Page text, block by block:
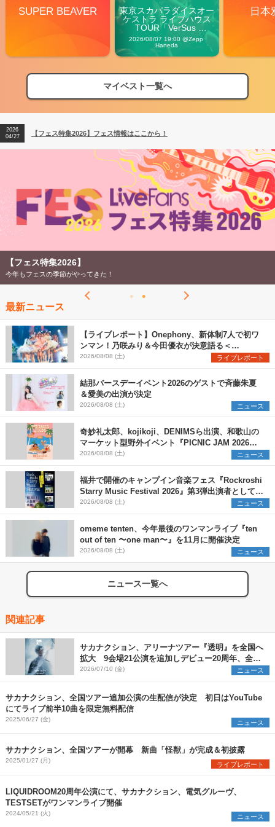
SUPER BEAVER
東京スカパラダイスオー
ケストラ ライブハウス
TOUR「VerSus
Carnival」
2026/08/07 19:00 @Zepp
Haneda
日本
マイベスト一覧へ
【フェス特集2026】フェス情報はここから！
【ライブ動員ランキング】2026年上半期編発表！
2026
04/27
【フェス特集2026】フェス情報はここから！
2026
【ライブ動員ランキング】2026年上半期編発表！
【フェス特集2026】
今年もフェスの季節がやってきた！
最新ニュース
【ライブレポート】Onephony、新体制7人で初ワ
ンマン！乃咲みり＆今田優衣が決意語る＜
Onephony新体制1st Oneman Live はじまりの夏
＞
2026/08/08 (土) ライブレポート
結那バースデーイベント2026のゲストで斉藤朱夏
＆愛美の出演が決定
2026/08/08 (土) ニュース
奇妙礼太郎、kojikoji、DENIMSら出演、和歌山の
マーケット型野外イベント『PICNIC JAM 2026』
早割チケット発売開始
2026/08/08 (土) ニュース
福井で開催のキャンプイン音楽フェス『Rockroshi
Starry Music Festival 2026』第3弾出演者として
SCOOBIE DO、かりゆし58、Reiを発表
2026/08/08 (土) ニュース
omeme tenten、今年最後のワンマンライブ『ten
out of ten 〜one man〜』を11月に開催決定
2026/08/08 (土) ニュース
ニュース一覧へ
関連記事
サカナクション、アリーナツアー『透明』を全国へ
拡大 9会場21公演を追加しデビュー20周年、全31
公演のツアーに
2026/07/10 (金) ニュース
サカナクション、全国ツアー追加公演の生配信が決定 初日はYouTube
にてライブ前半10曲を限定無料配信
2025/06/27 (金) ニュース
サカナクション、全国ツアーが開幕 新曲「怪獣」が完成＆初披露
2025/01/27 (月) ライブレポート
LIQUIDROOM20周年公演にて、サカナクション、電気グルーヴ、
TESTSETがワンマンライブ開催
2024/05/21 (火) ニュース